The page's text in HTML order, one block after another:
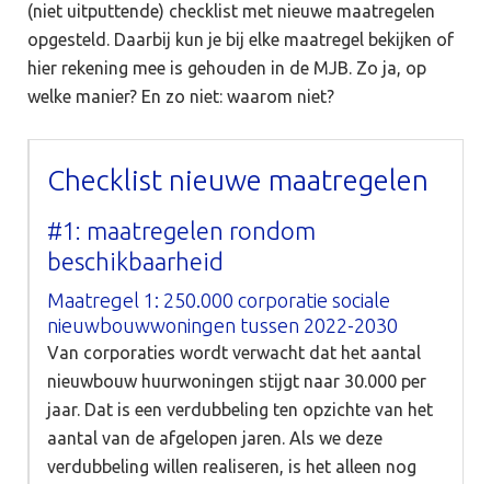
(niet uitputtende) checklist met nieuwe maatregelen
opgesteld. Daarbij kun je bij elke maatregel bekijken of
hier rekening mee is gehouden in de MJB. Zo ja, op
welke manier? En zo niet: waarom niet?
Checklist nieuwe maatregelen
#1: maatregelen rondom
beschikbaarheid
Maatregel 1: 250.000 corporatie sociale
nieuwbouwwoningen tussen 2022-2030
Van corporaties wordt verwacht dat het aantal
nieuwbouw huurwoningen stijgt naar 30.000 per
jaar. Dat is een verdubbeling ten opzichte van het
aantal van de afgelopen jaren. Als we deze
verdubbeling willen realiseren, is het alleen nog